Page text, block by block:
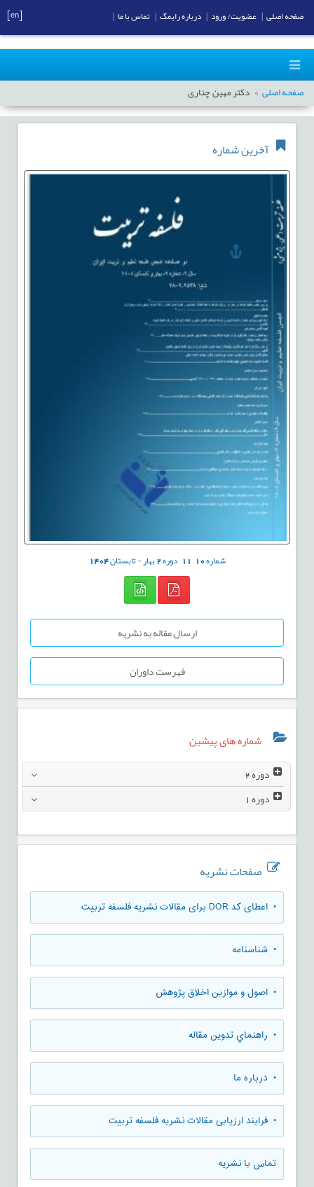
صفحه اصلی دکتر مهین چناری
آخرین شماره
شماره10
,
11 دوره2بهار - تابستان1404
ارسال مقاله به نشریه
فهرست داوران
شماره های پیشین
دوره2
دوره1
صفحات نشریه
• اعطای کد DOR برای مقالات نشریه فلسفه تربیت
• شناسنامه
• اصول و موازین اخلاق پژوهش
• راهنماي تدوين مقاله
• درباره ما
• فرایند ارزیابی مقالات نشریه فلسفه تربیت
تماس با نشریه
صفحه اصلی عضویت/ ورود درباره رایمگ تماس با ما